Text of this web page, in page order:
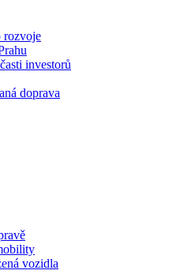
rozvoje
investorů
doprava
vozidla